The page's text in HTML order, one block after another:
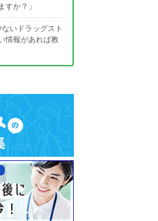
すか？」
いドラッグスト
情報があれば教